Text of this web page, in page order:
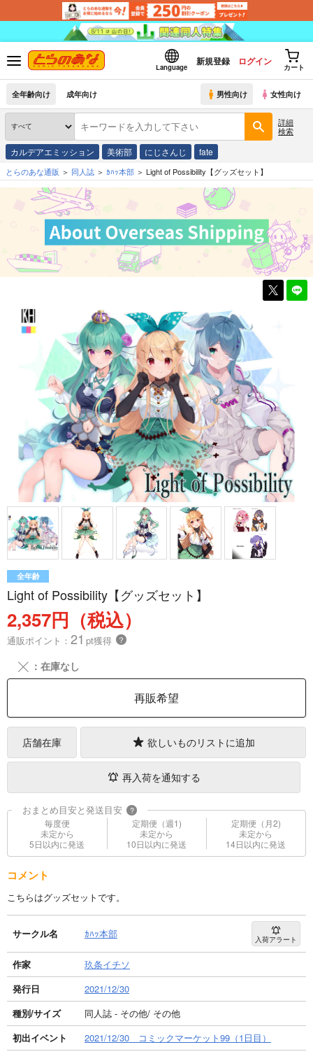
Language
新規登録 ログイン
カート
全年齢向け 成年向け 男性向け 女性向け
詳細
検索
カルデアエミッション 美術部 にじさんじ fate
とらのあな通販 同人誌 ｶﾊｯ本部 Light of Possibility【グッズセット】
全年齢
Light of Possibility【グッズセット】
2,357円（税込）
通販ポイント： 21 pt獲得 ？
╳ ：在庫なし
再販希望
店舗在庫 欲しいものリストに追加
再入荷を通知する
おまとめ目安と発送目安 ?
毎度便
未定から
5日以内に発送
定期便（週1)
未定から
10日以内に発送
定期便（月2)
未定から
14日以内に発送
コメント
こちらはグッズセットです。
サークル名 ｶﾊｯ本部 入荷アラート
作家
玖条イチソ
発行日
2021/12/30
種別/サイズ
同人誌 - その他/ その他
初出イベント
2021/12/30 コミックマーケット99（1日目）